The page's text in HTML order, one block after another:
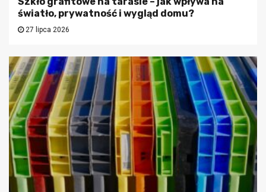
światło, prywatność i wygląd domu?
27 lipca 2026